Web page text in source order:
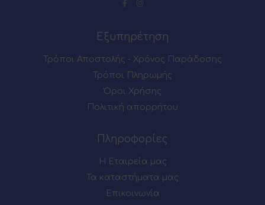
Εξυπηρέτηση
Τρόποι Αποστολής - Χρόνος Παράδοσης
Τρόποι Πληρωμής
Όροι Χρήσης
Πολιτική απορρήτου
Πληροφορίες
Η Εταιρεία μας
Τα καταστήματα μας
Επικοινωνία